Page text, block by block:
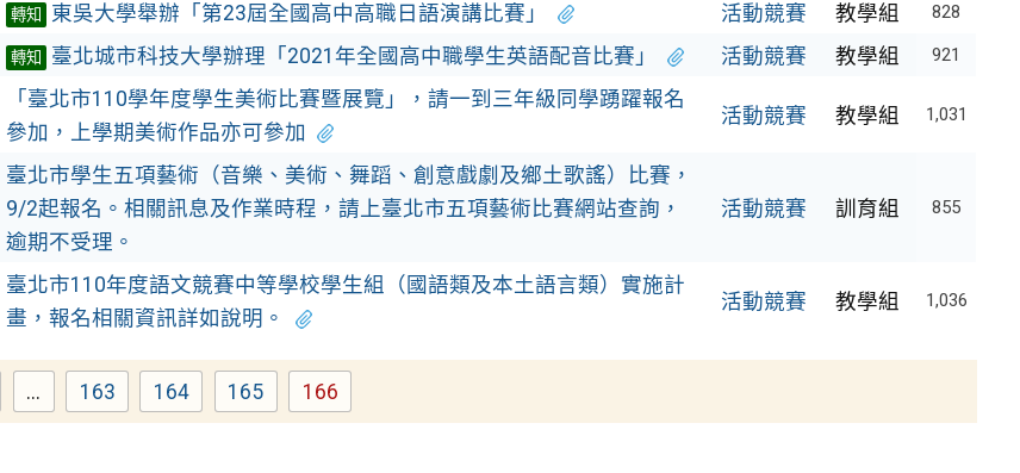
轉知 東吳大學舉辦「第23屆全國高中高職日語演講比賽」 活動競賽 教學組 828
轉知 臺北城市科技大學辦理「2021年全國高中職學生英語配音比賽」 活動競賽 教學組 921
「臺北市110學年度學生美術比賽暨展覽」，請一到三年級同學踴躍報名
參加，上學期美術作品亦可參加
活動競賽 教學組 1,031
臺北市學生五項藝術（音樂、美術、舞蹈、創意戲劇及鄉土歌謠）比賽，
9/2起報名。相關訊息及作業時程，請上臺北市五項藝術比賽網站查詢，
逾期不受理。
活動競賽 訓育組 855
臺北市110年度語文競賽中等學校學生組（國語類及本土語言類）實施計
畫，報名相關資訊詳如說明。
活動競賽 教學組 1,036
Page
... Page
163 Page
164 Page
165 Page
166